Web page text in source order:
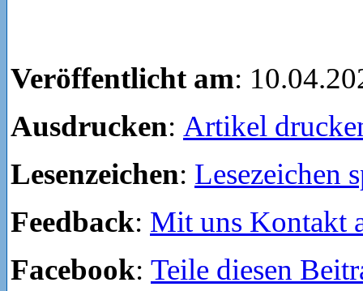
Veröffentlicht am:
Ausdrucken: Artikel
Lesenzeichen: Lesezeichen
Feedback: Mit uns Kontakt
Facebook: Teile diesen